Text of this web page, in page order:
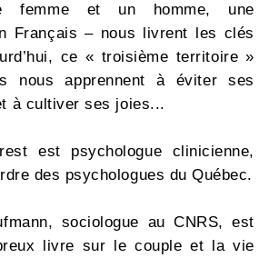
femme et un homme, une
Français – nous livrent les clés
ce « troisième territoire »
nous apprennent à éviter ses
à cultiver ses joies...
est psychologue clinicienne,
des psychologues du Québec.
sociologue au CNRS, est
livre sur le couple et la vie